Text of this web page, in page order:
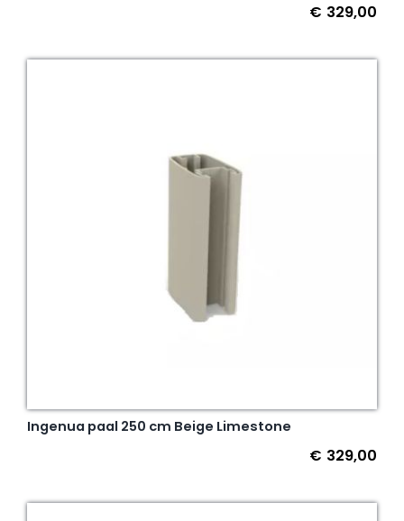
€ 329,00
Ingenua paal 250 cm Beige Limestone
€ 329,00